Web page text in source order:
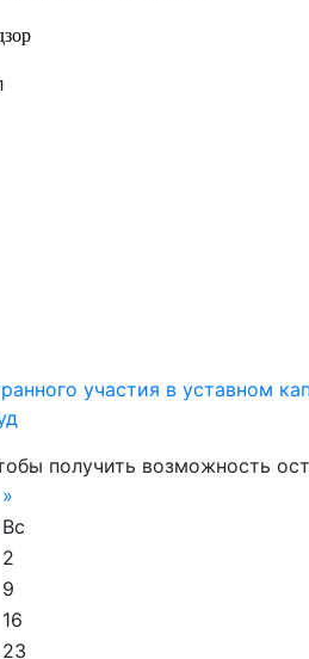
участия в уставном
получить возможность
»
Вс
2
9
16
23